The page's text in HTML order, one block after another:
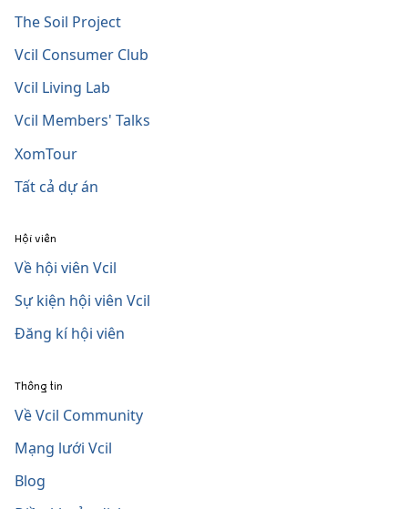
The Soil Project
Vcil Consumer Club
Vcil Living Lab
Vcil Members' Talks
XomTour
Tất cả dự án
Hội viên
Về hội viên Vcil
Sự kiện hội viên Vcil
Đăng kí hội viên
Thông tin
Về Vcil Community
Mạng lưới Vcil
Blog